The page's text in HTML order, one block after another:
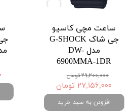
ساعت مچی کاسیو
جی شاک G-SHOCK
مدل DW-
6900MMA-1DR
۲۹,۲۰۰,۰۰۰ تومان
۲۷,۱۵۶,۰۰۰ تومان
افزودن به سبد خرید